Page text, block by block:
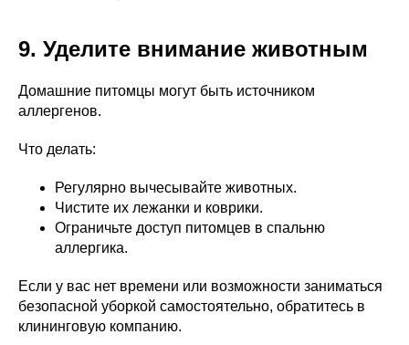
9. Уделите внимание животным
Домашние питомцы могут быть источником
аллергенов.
Что делать:
Регулярно вычесывайте животных.
Чистите их лежанки и коврики.
Ограничьте доступ питомцев в спальню
аллергика.
Если у вас нет времени или возможности заниматься
безопасной уборкой самостоятельно, обратитесь в
клининговую компанию.